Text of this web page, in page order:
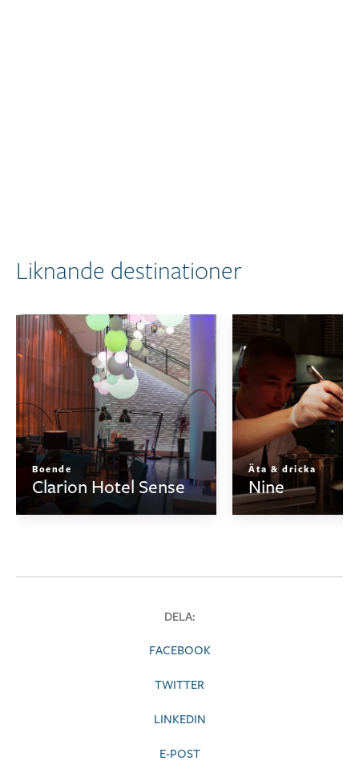
Liknande destinationer
Boende
Clarion Hotel Sense
Äta & dricka
Nine
DELA:
FACEBOOK
TWITTER
LINKEDIN
E-POST